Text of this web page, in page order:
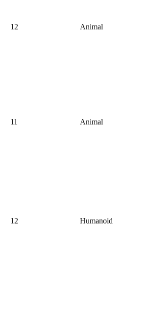
12 Animal
11 Animal
12 Humanoid